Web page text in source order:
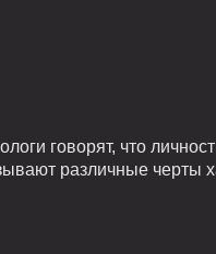
говорят, что
различные черты